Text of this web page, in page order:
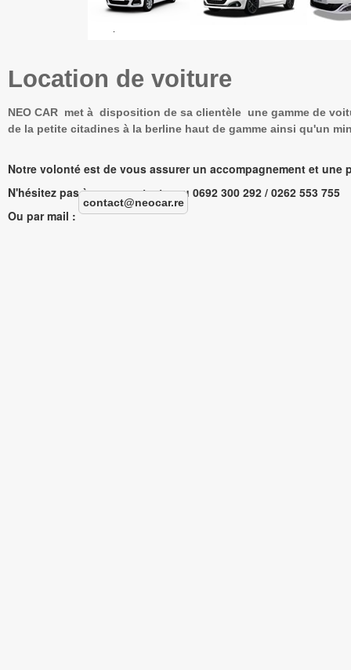
NEO CAR met à disposition de sa clientèle une gamme de
de la petite citadines à la berline haut de gamme ainsi qu'un
Notre volonté est de vous assurer un accompagnement et une
N'hésitez pas à nous contacter au 0692 300 292 / 0262 553 755
Ou par mail :
Location de voiture
contact@neocar.re